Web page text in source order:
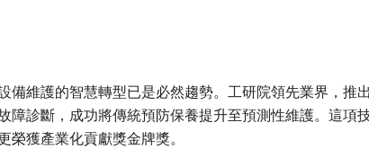
備維護的智慧轉型已是必然趨勢。工研院領先業界，推
障診斷，成功將傳統預防保養提升至預測性維護。這項
榮獲產業化貢獻獎金牌獎。